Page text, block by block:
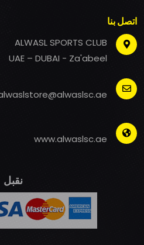
اتصل بنا
ALWASL SPORTS CLUB
UAE – DUBAI - Za'abeel
www.alwaslsc.ae
نقبل